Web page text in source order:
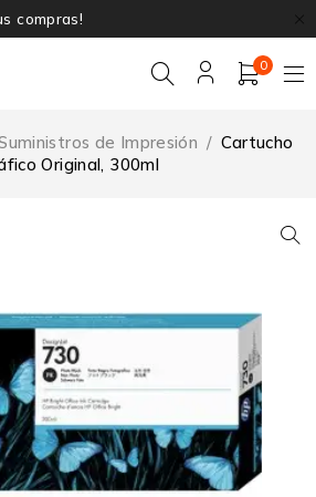
compras!
0
de Impresión / Cartucho
Original, 300ml